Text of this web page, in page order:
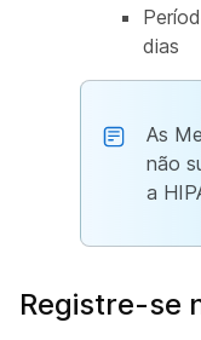
dias
As
não
a
Registre-se